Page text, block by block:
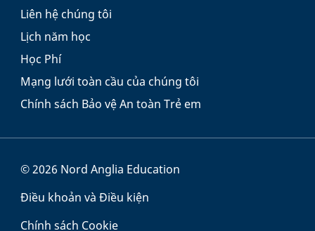
Liên hệ chúng tôi
Lịch năm học
Học Phí
Mạng lưới toàn cầu của chúng tôi
Chính sách Bảo vệ An toàn Trẻ em
© 2026 Nord Anglia Education
Điều khoản và Điều kiện
Chính sách Cookie